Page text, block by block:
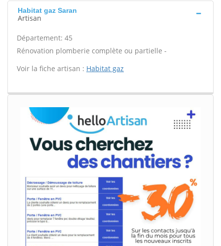
Habitat gaz Saran
Artisan
Département: 45
Rénovation plomberie complète ou partielle -
Voir la fiche artisan : Habitat gaz